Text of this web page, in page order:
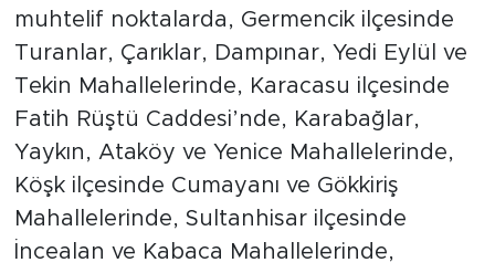
muhtelif noktalarda, Germencik ilçesinde
Turanlar, Çarıklar, Dampınar, Yedi Eylül ve
Tekin Mahallelerinde, Karacasu ilçesinde
Fatih Rüştü Caddesi’nde, Karabağlar,
Yaykın, Ataköy ve Yenice Mahallelerinde,
Köşk ilçesinde Cumayanı ve Gökkiriş
Mahallelerinde, Sultanhisar ilçesinde
İncealan ve Kabaca Mahallelerinde,